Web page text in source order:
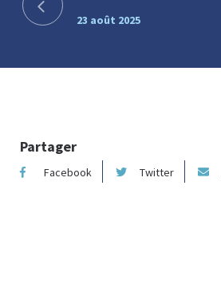
23 août 2025
Partager
Facebook Twitter